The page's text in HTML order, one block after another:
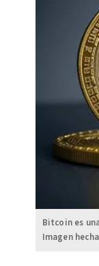
Bitcoin es
Imagen